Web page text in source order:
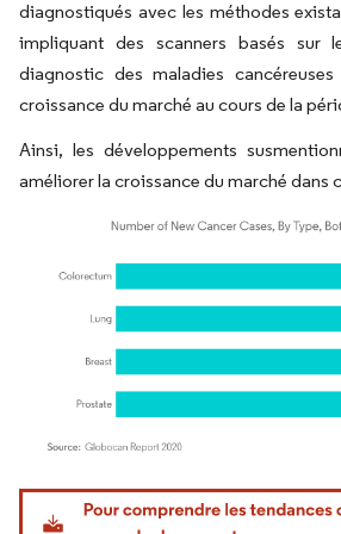
diagnostiqués avec les méthodes
impliquant des scanners basés sur
diagnostic des maladies
croissance du marché au cours de la
Ainsi, les développements
améliorer la croissance du marché dans
Image © Mordor Intelligence. La réutilisation